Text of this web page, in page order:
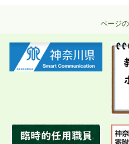
ページ